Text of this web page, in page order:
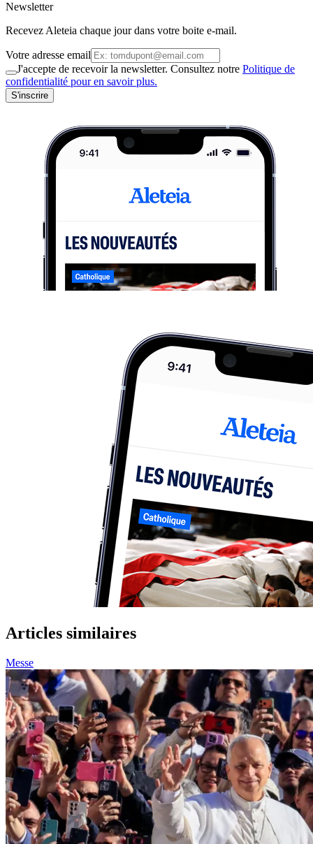
Newsletter
Recevez Aleteia chaque jour dans votre boite e-mail.
Votre adresse email
J'accepte de recevoir la newsletter. Consultez notre Politique de
confidentialité pour en savoir plus.
S'inscrire
Articles similaires
Messe